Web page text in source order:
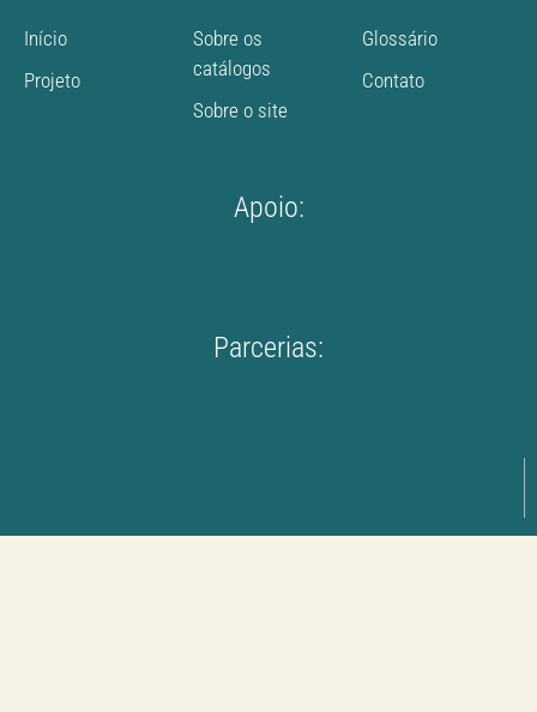
Início
Projeto
Sobre os
catálogos
Sobre o site
Glossário
Contato
Apoio:
Parcerias: